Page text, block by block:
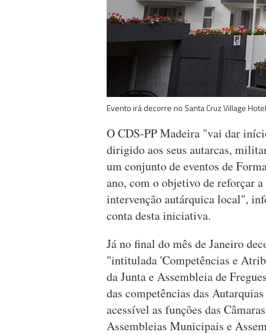
Evento irá decorre no Santa Cruz Village
O CDS-PP Madeira "vai dar
dirigido aos seus autarcas,
um conjunto de eventos de
ano, com o objetivo de reforçar
intervenção autárquica local",
conta desta iniciativa.
Já no final do mês de Janeiro
"intitulada 'Competências e
da Junta e Assembleia de
das competências das
acessível as funções das
Assembleias Municipais e